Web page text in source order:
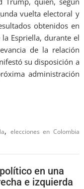
vuelta electoral y
obtenidos en
Espriella, durante el
de la relación
su disposición a
administración
, elecciones en Colombia
en una
e izquierda